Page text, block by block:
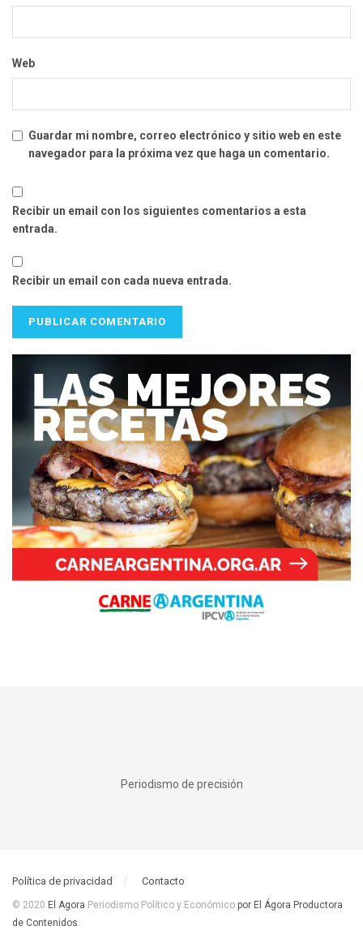
Web
Guardar mi nombre, correo electrónico y sitio web en este
navegador para la próxima vez que haga un comentario.
Recibir un email con los siguientes comentarios a esta
entrada.
Recibir un email con cada nueva entrada.
Periodismo de precisión
Política de privacidad Contacto
© 2020 El Agora Periodismo Político y Económico por El Ágora Productora
de Contenidos